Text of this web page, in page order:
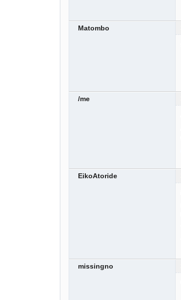
Matombo
/me
EikoAtoride
missingno